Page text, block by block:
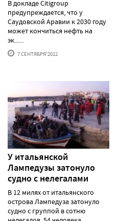
В докладе Citigroup
предупреждается, что у
Саудовской Аравии к 2030 году
может кончиться нефть на
эк......
7 СЕНТЯБРЯ'2012
У итальянской
Лампедузы затонуло
судно с нелегалами
В 12 милях от итальянского
острова Лампедуза затонуло
судно с группой в сотню